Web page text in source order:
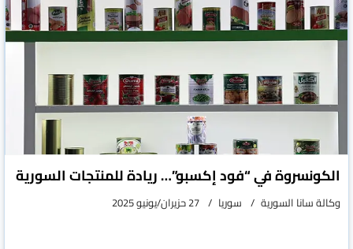
الكونسروة في “فود إكسبو”… ريادة للمنتجات السورية
وكالة سانا السورية سوريا 27 حزيران/يونيو 2025